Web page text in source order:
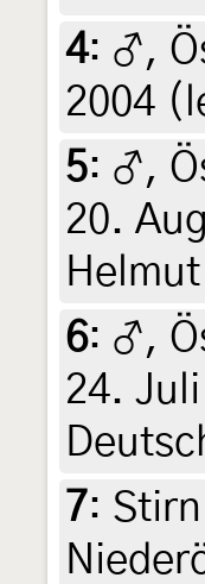
4: ♂,
2004
5: ♂,
20.
6: ♂,
24.
7: